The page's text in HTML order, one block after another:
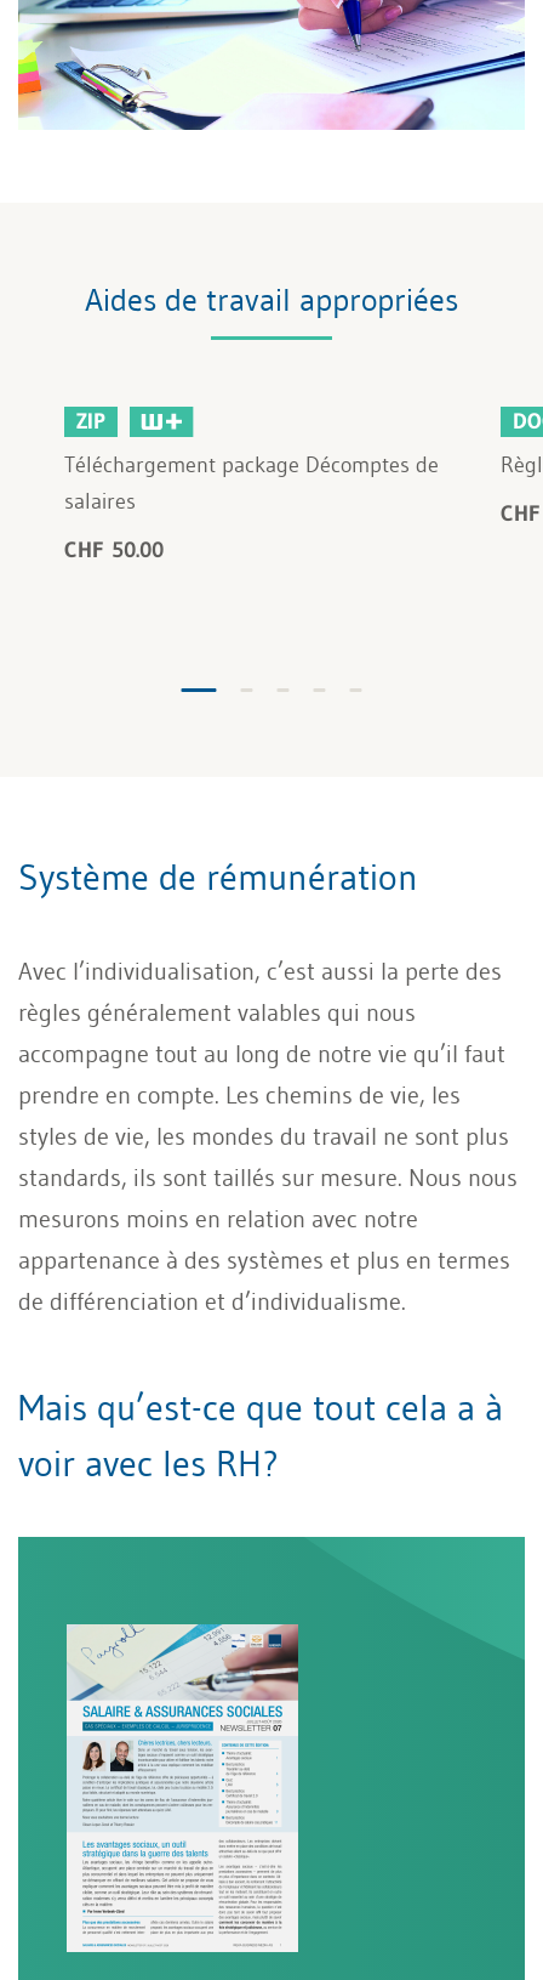
Aides de travail appropriées
ZIP
Téléchargement package Décomptes de
salaires
CHF 50.00
Système de rémunération
Avec l’individualisation, c’est aussi la perte des
règles généralement valables qui nous
accompagne tout au long de notre vie qu’il faut
prendre en compte. Les chemins de vie, les
styles de vie, les mondes du travail ne sont plus
standards, ils sont taillés sur mesure. Nous nous
mesurons moins en relation avec notre
appartenance à des systèmes et plus en termes
de différenciation et d’individualisme.
Mais qu’est-ce que tout cela a à
voir avec les RH?